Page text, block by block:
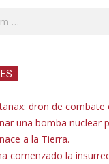
dron de combate
una bomba nuclear
a la Tierra.
comenzado la